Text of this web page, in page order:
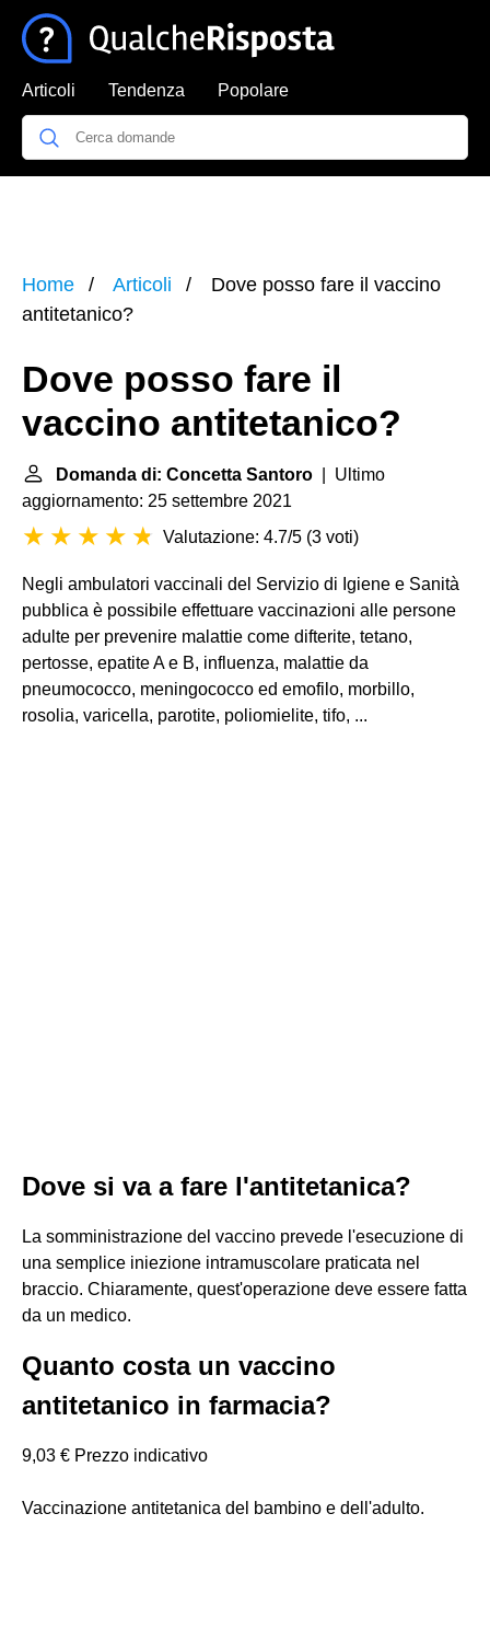
Articoli Tendenza Popolare
Home Articoli
Dove posso fare il vaccino
antitetanico?
Dove posso fare il
vaccino antitetanico?
Domanda di: Concetta Santoro | Ultimo
aggiornamento: 25 settembre 2021
Valutazione: 4.7/5 (3 voti)
Negli ambulatori vaccinali del Servizio di Igiene e Sanità
pubblica è possibile effettuare vaccinazioni alle persone
adulte per prevenire malattie come difterite, tetano,
pertosse, epatite A e B, influenza, malattie da
pneumococco, meningococco ed emofilo, morbillo,
rosolia, varicella, parotite, poliomielite, tifo, ...
Dove si va a fare l'antitetanica?
La somministrazione del vaccino prevede l'esecuzione di
una semplice iniezione intramuscolare praticata nel
braccio. Chiaramente, quest'operazione deve essere fatta
da un medico.
Quanto costa un vaccino
antitetanico in farmacia?
9,03 € Prezzo indicativo
Vaccinazione antitetanica del bambino e dell'adulto.